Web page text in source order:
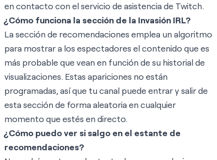
en contacto con elservicio de asistencia de Twitch.
¿Cómo funciona la sección de la Invasión IRL?
La sección de recomendaciones emplea un algoritmo
para mostrar a los espectadores el contenido que es
más probable que vean en función de su historial de
visualizaciones. Estas apariciones no están
programadas, así que tu canal puede entrar y salir de
esta sección de forma aleatoria en cualquier
momento que estés en directo.
¿Cómo puedo ver si salgo en el estante de
recomendaciones?